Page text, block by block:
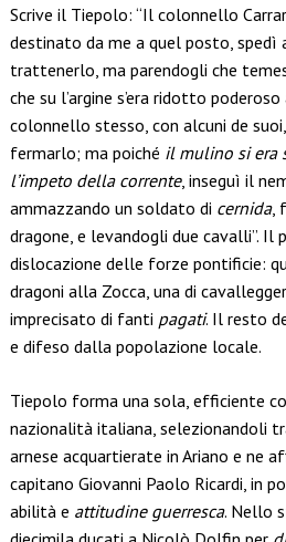
Scrive il Tiepolo: “Il colonnello
destinato da me a quel posto, spedì
trattenerlo, ma parendogli che
che su l’argine s’era ridotto
colonnello stesso, con alcuni de
fermarlo; ma poiché il mulino si era
l’impeto della corrente, inseguì il
ammazzando un soldato di cernida,
dragone, e levandogli due cavalli”. Il
dislocazione delle forze pontificie:
dragoni alla Zocca, una di
imprecisato di fanti pagati. Il resto
e difeso dalla popolazione locale.
Tiepolo forma una sola, efficiente
nazionalità italiana, selezionandoli
arnese acquartierate in Ariano e ne
capitano Giovanni Paolo Ricardi, in
abilità e attitudine guerresca. Nello